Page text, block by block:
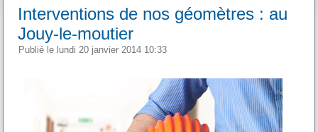
Interventions de nos géomètres : au
Jouy-le-moutier
Publié le lundi 20 janvier 2014 10:33